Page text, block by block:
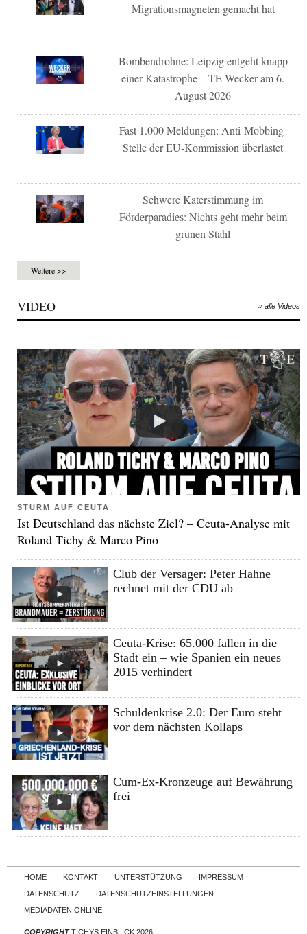
Migrationsmagneten gemacht hat
Bombendrohne: Leipzig entgeht knapp
einer Katastrophe – TE-Wecker am 6.
August 2026
Fast 1.000 Meldungen: Anti-Mobbing-
Stelle der EU-Kommission überlastet
Schwere Katerstimmung im
Förderparadies: Nichts geht mehr beim
grünen Stahl
Weitere >>
VIDEO » alle Videos
STURM AUF CEUTA
Ist Deutschland das nächste Ziel? – Ceuta-Analyse mit
Roland Tichy & Marco Pino
Club der Versager: Peter Hahne
rechnet mit der CDU ab
Ceuta-Krise: 65.000 fallen in die
Stadt ein – wie Spanien ein neues
2015 verhindert
Schuldenkrise 2.0: Der Euro steht
vor dem nächsten Kollaps
Cum-Ex-Kronzeuge auf Bewährung
frei
Skip to content
HOME KONTAKT UNTERSTÜTZUNG
IMPRESSUM
DATENSCHUTZ
DATENSCHUTZEINSTELLUNGEN
MEDIADATEN ONLINE
COPYRIGHTTICHYS EINBLICK 2026